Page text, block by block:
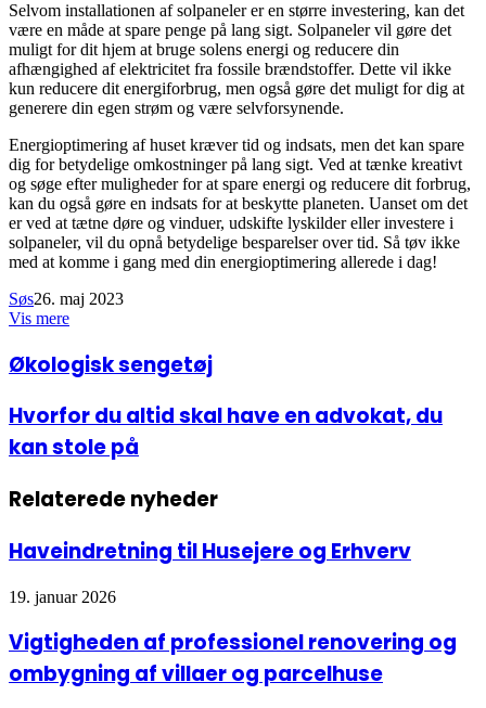
Selvom installationen af solpaneler er en større investering, kan det
være en måde at spare penge på lang sigt. Solpaneler vil gøre det
muligt for dit hjem at bruge solens energi og reducere din
afhængighed af elektricitet fra fossile brændstoffer. Dette vil ikke
kun reducere dit energiforbrug, men også gøre det muligt for dig at
generere din egen strøm og være selvforsynende.
Energioptimering af huset kræver tid og indsats, men det kan spare
dig for betydelige omkostninger på lang sigt. Ved at tænke kreativt
og søge efter muligheder for at spare energi og reducere dit forbrug,
kan du også gøre en indsats for at beskytte planeten. Uanset om det
er ved at tætne døre og vinduer, udskifte lyskilder eller investere i
solpaneler, vil du opnå betydelige besparelser over tid. Så tøv ikke
med at komme i gang med din energioptimering allerede i dag!
Søs26. maj 2023
Vis mere
Økologisk
sengetøj
Økologisk sengetøj
Hvorfor
du
altid
have
en
du
kan
på
Hvorfor du altid skal have en advokat, du
kan stole på
Relaterede nyheder
Haveindretning til Husejere og Erhverv
19. januar 2026
Vigtigheden af professionel renovering og
ombygning af villaer og parcelhuse